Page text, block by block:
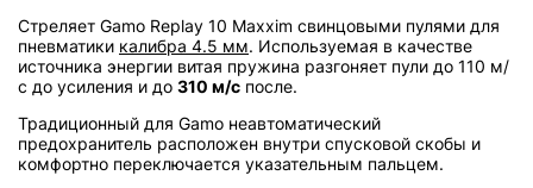
Стреляет Gamo Replay 10 Maxxim свинцовыми пулями для
пневматики калибра 4.5 мм. Используемая в качестве
источника энергии витая пружина разгоняет пули до 110 м/
с до усиления и до 310 м/с после.
Традиционный для Gamo неавтоматический
предохранитель расположен внутри спусковой скобы и
комфортно переключается указательным пальцем.